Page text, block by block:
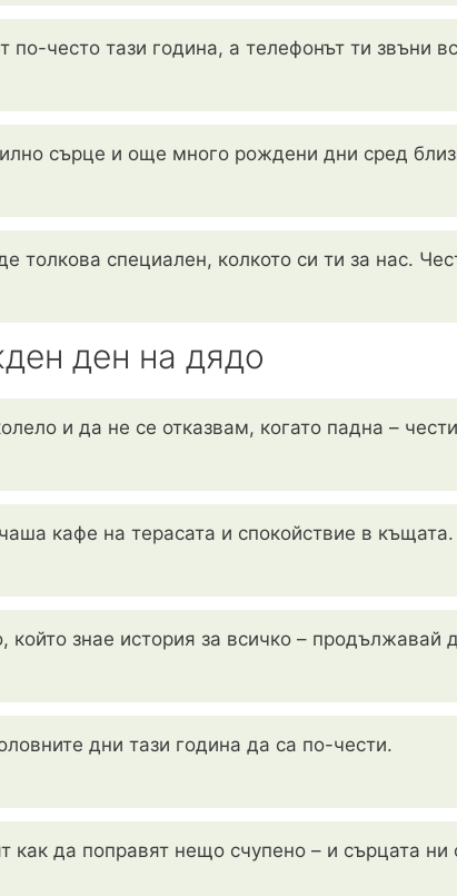
по-често тази година, а телефонът ти звъни
сърце и още много рождени дни сред
толкова специален, колкото си ти за нас.
ден на дядо
и да не се отказвам, когато падна –
кафе на терасата и спокойствие в къщата.
знае история за всичко – продължавай
дни тази година да са по-чести.
как да поправят нещо счупено – и сърцата